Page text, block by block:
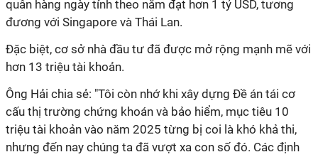
quân hàng ngày tính theo năm đạt hơn 1 tỷ USD, tương
đương với Singapore và Thái Lan.
Đặc biệt, cơ sở nhà đầu tư đã được mở rộng mạnh mẽ với
hơn 13 triệu tài khoản.
Ông Hải chia sẻ: "Tôi còn nhớ khi xây dựng Đề án tái cơ
cấu thị trường chứng khoán và bảo hiểm, mục tiêu 10
triệu tài khoản vào năm 2025 từng bị coi là khó khả thi,
nhưng đến nay chúng ta đã vượt xa con số đó. Các định